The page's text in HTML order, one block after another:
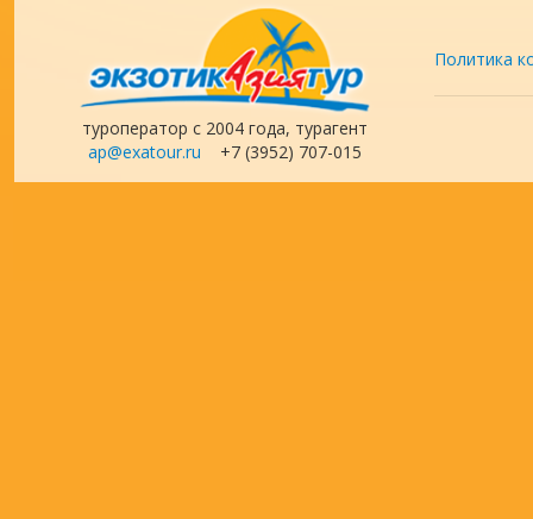
туроператор с 2004 года, турагент
ap@exatour.ru +7 (3952) 707-015
Политика